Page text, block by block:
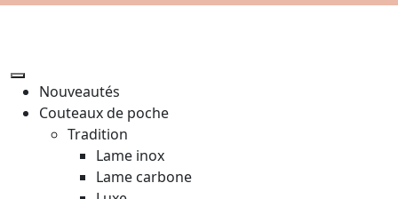
Nouveautés
Couteaux de poche
Tradition
Lame inox
Lame carbone